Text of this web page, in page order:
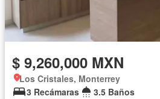
$ 9,260,000 MXN
Los Cristales, Monterrey
3 Recámaras
3.5 Baños